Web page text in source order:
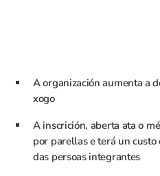
A organización aumenta a
xogo
A inscrición, aberta ata o
por parellas e terá un
das persoas integrantes